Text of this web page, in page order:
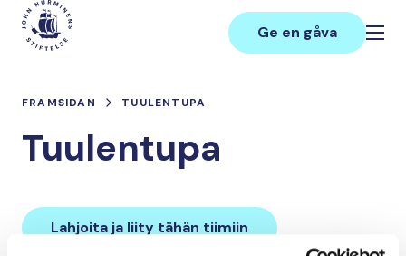
Hoppa
innehåll
Main
Ge en gåva
FRAMSIDAN TUULENTUPA
Tuulentupa
Lahjoita ja liity tähän tiimiin